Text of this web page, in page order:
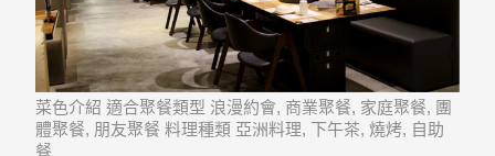
菜色介紹 適合聚餐類型 浪漫約會, 商業聚餐, 家庭聚餐, 團
體聚餐, 朋友聚餐 料理種類 亞洲料理, 下午茶, 燒烤, 自助
餐